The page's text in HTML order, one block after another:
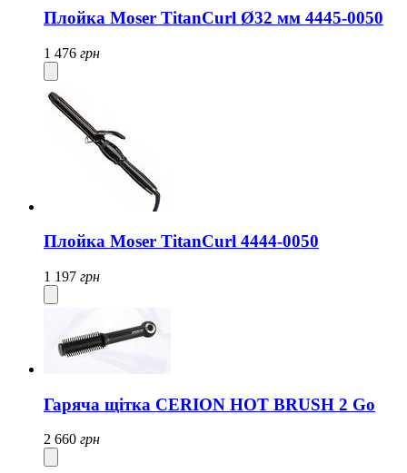
Плойка Moser TitanCurl Ø32 мм 4445-0050
1 476 грн
Плойка Moser TitanCurl 4444-0050
1 197 грн
Гаряча щітка CERION HOT BRUSH 2 Go
2 660 грн